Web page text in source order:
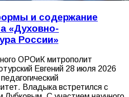
и содержание
«Духовно-
России»
ОРОиК митрополит
Евгений 28 июля 2026
Владыка встретился с